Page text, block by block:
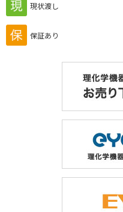
現状渡し
保証あり